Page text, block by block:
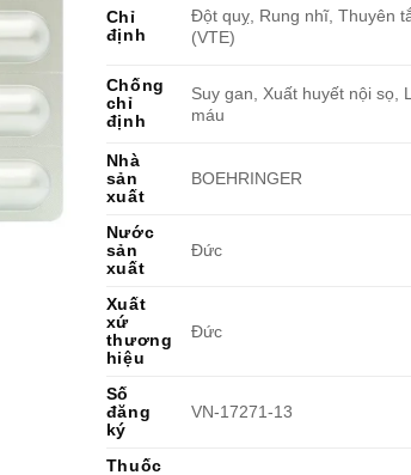
Chỉ
định
Đột quỵ, Rung nhĩ, Thuyên
(VTE)
Chống
chỉ
định
Suy gan, Xuất huyết nội sọ,
máu
Nhà
sản
xuất
BOEHRINGER
Nước
sản
xuất
Đức
Xuất
xứ
thương
hiệu
Đức
Số
đăng
ký
VN-17271-13
Thuốc